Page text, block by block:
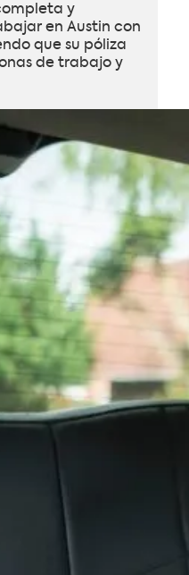
y
en Austin con
que su póliza
de trabajo y